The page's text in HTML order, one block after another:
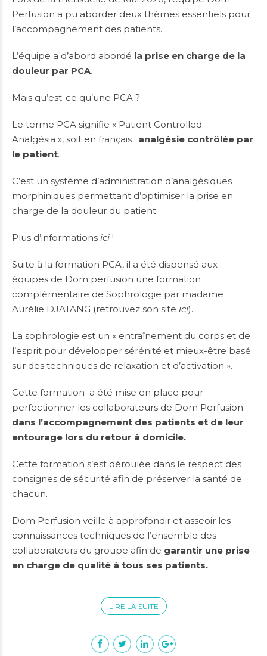
Perfusion a pu aborder deux thèmes essentiels pour
l’accompagnement des patients.
L’équipe a d’abord abordé la prise en charge de la
douleur par PCA.
Mais qu’est-ce qu’une PCA ?
Le terme PCA signifie « Patient Controlled
Analgésia », soit en français : analgésie contrôlée par
le patient.
C’est un système d’administration d’analgésiques
morphiniques permettant d’optimiser la prise en
charge de la douleur du patient.
Plus d’informations ici !
Suite à la formation PCA, il a été dispensé aux
équipes de Dom perfusion une formation
complémentaire de Sophrologie par madame
Aurélie DJATANG (retrouvez son site ici).
La sophrologie est un « entraînement du corps et de
l’esprit pour développer sérénité et mieux-être basé
sur des techniques de relaxation et d’activation ».
Cette formation a été mise en place pour
perfectionner les collaborateurs de Dom Perfusion
dans l’accompagnement des patients et de leur
entourage lors du retour à domicile.
Cette formation s’est déroulée dans le respect des
consignes de sécurité afin de préserver la santé de
chacun.
Dom Perfusion veille à approfondir et asseoir les
connaissances techniques de l’ensemble des
collaborateurs du groupe afin de garantir une prise
en charge de qualité à tous ses patients.
LIRE LA SUITE